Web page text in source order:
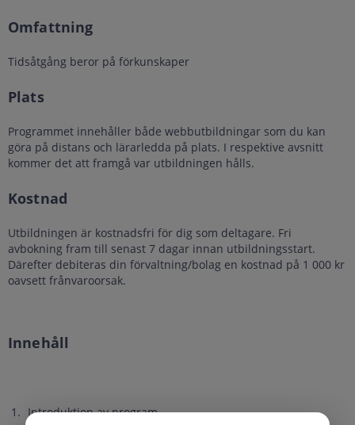
Omfattning
Tidsåtgång beror på förkunskaper
Plats
Programmet innehåller både webbutbildningar som du kan
göra på distans och lärarledda på plats. I respektive avsnitt
kommer det att framgå var utbildningen hålls.
Kostnad
Utbildningen är kostnadsfri för dig som deltagare. Fri
avbokning fram till senast 7 dagar innan utbildningsstart.
Därefter debiteras din förvaltning/bolag en kostnad på 1 000 kr
oavsett frånvaroorsak.
Innehåll
Introduktion av program.